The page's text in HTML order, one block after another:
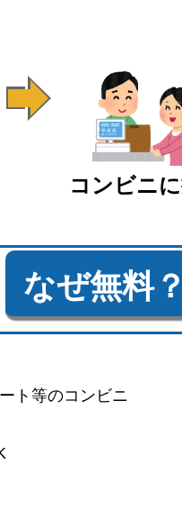
コンビニ
なぜ無料？
ト等のコンビニ